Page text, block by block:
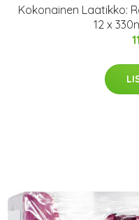
Kokonainen Laatikko:
12 x